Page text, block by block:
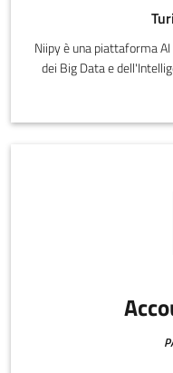
Niipy è una piattaforma
dei Big Data e
prossimità, l’HORECA e